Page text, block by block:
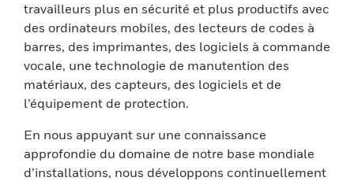
travailleurs plus en sécurité et plus productifs avec
des ordinateurs mobiles, des lecteurs de codes à
barres, des imprimantes, des logiciels à commande
vocale, une technologie de manutention des
matériaux, des capteurs, des logiciels et de
l’équipement de protection.
En nous appuyant sur une connaissance
approfondie du domaine de notre base mondiale
d’installations, nous développons continuellement